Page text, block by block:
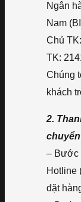
Ngân
Nam
Chủ
TK:
Chúng
khách
2.
– Bước
Hotline
đặt